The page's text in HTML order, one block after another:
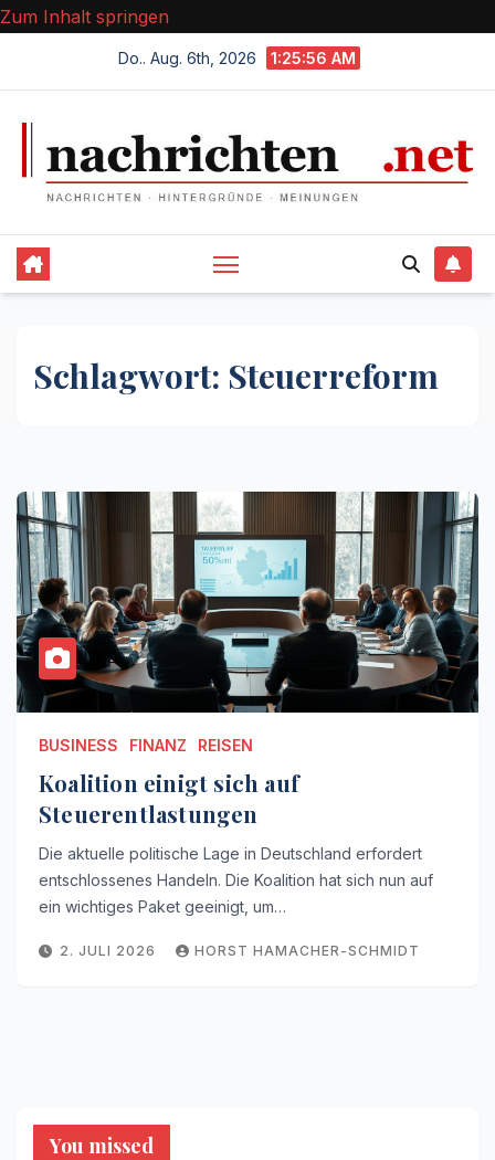
Zum Inhalt springen
Do.. Aug. 6th, 2026 1:25:56 AM
Schlagwort: Steuerreform
BUSINESS FINANZ REISEN
Koalition einigt sich auf
Steuerentlastungen
Die aktuelle politische Lage in Deutschland erfordert
entschlossenes Handeln. Die Koalition hat sich nun auf
ein wichtiges Paket geeinigt, um…
2. JULI 2026 HORST HAMACHER-SCHMIDT
You missed